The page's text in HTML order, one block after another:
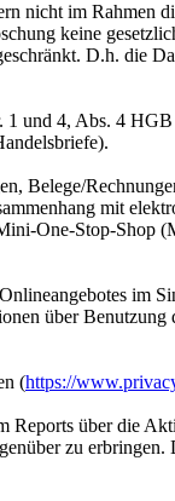
nicht im Rahmen
keine
D.h. die
und 4, Abs. 4
Belege/
mit
One-Stop-Shop
im
über Benutzung
(https://
über die
zu erbringen.